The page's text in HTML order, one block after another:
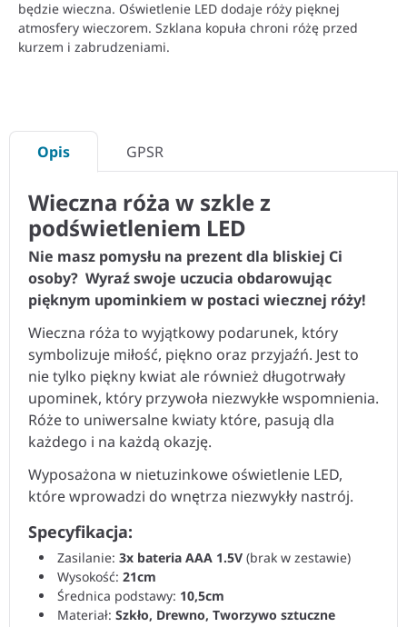
atmosfery wieczorem. Szklana kopuła chroni różę przed
kurzem i zabrudzeniami.
Opis
Wieczna róża w szkle z
podświetleniem LED
Nie masz pomysłu na prezent dla bliskiej Ci
osoby? Wyraź swoje uczucia obdarowując
pięknym upominkiem w postaci wiecznej róży!
symbolizuje miłość, piękno oraz przyjaźń. Jest to
nie tylko piękny kwiat ale również długotrwały
upominek, który przywoła niezwykłe wspomnienia.
Róże to uniwersalne kwiaty które, pasują dla
każdego i na każdą okazję.
które wprowadzi do wnętrza niezwykły nastrój.
Zasilanie:3x bateria
Wysokość: 21cm
Średnica podstawy:
Materiał: Szkło, Drewno, Tworzywo sztuczne
Kolor róży:Czerwony